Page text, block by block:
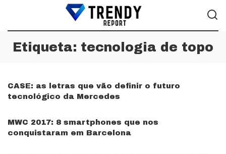
Etiqueta: tecnologia de topo
CASE: as letras que vão definir o futuro
tecnológico da Mercedes
MWC 2017: 8 smartphones que nos
conquistaram em Barcelona